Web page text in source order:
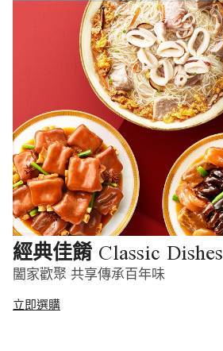
經典佳餚 Classic Dishes
闔家歡聚 共享傳承百年味
立即選購